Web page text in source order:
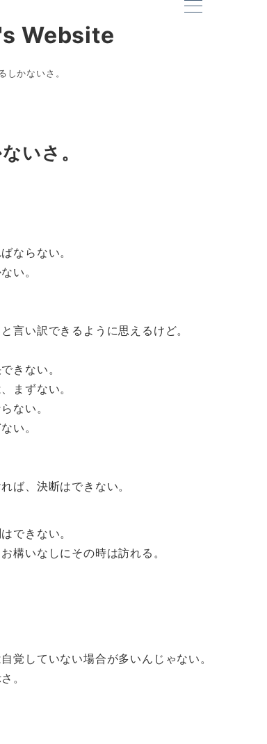
Website
しかないさ。
いさ。
ならない。
い。
言い訳できるように思えるけど。
きない。
まずない。
ない。
い。
ば、決断はできない。
できない。
構いなしにその時は訪れる。
覚していない場合が多いんじゃない。
。